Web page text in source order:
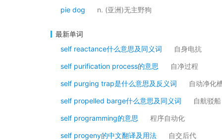
pie dog n. (亚洲)无主野狗
最新单词
self reactance什么意思及同义词
自身电抗
self purification process的意思 自净过程
self purging trap是什么意思及反义词 自动净化
self propelled barge什么意思及同义词 自航驳船
self programming的意思 程序自动化
self progeny的中文翻译及用法 自交后代